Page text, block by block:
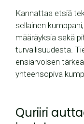
Kannattaa etsiä
sellainen
määräyksia sekä
turvallisuudesta.
ensiarvoisen
yhteensopiva
Quriiri